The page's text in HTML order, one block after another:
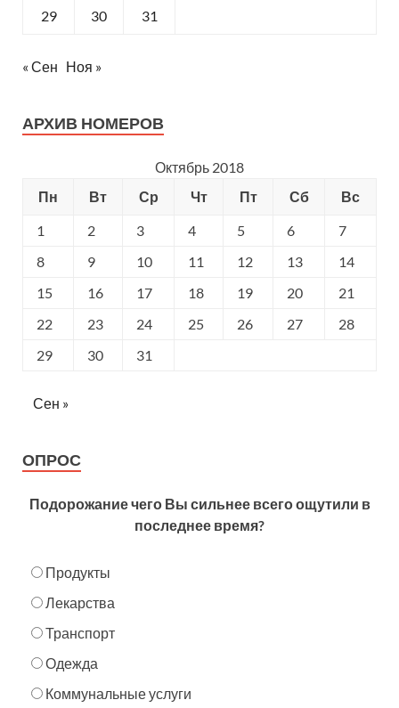
29 30 31
« Сен Ноя »
АРХИВ НОМЕРОВ
Октябрь 2018
Пн
Вт Ср Чт Пт Сб
Вс
1
2 3 4 5 6
7
8
9 10 11 12 13
14
15
16 17 18 19 20
21
22
23 24 25 26 27
28
29
30 31
Сен »
ОПРОС
Подорожание чего Вы сильнее всего ощутили в
последнее время?
Продукты
Лекарства
Транспорт
Одежда
Коммунальные услуги